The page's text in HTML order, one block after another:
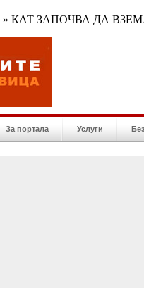
» КАТ ЗАПОЧВА ДА
За портала Услуги